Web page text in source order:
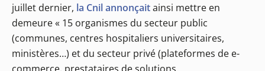
juillet dernier, la Cnil annonçaitainsi mettre en
demeure « 15 organismes du secteur public
(communes, centres hospitaliers universitaires,
ministères…) et du secteur privé (plateformes de e-